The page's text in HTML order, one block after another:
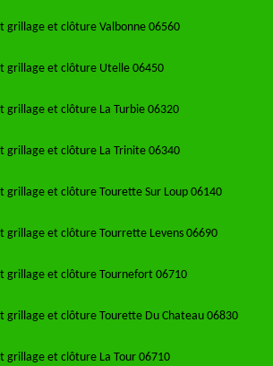
grillage et clôture Valbonne 06560
grillage et clôture Utelle 06450
grillage et clôture La Turbie 06320
grillage et clôture La Trinite 06340
grillage et clôture Tourette Sur Loup 06140
grillage et clôture Tourrette Levens 06690
grillage et clôture Tournefort 06710
grillage et clôture Tourette Du Chateau 06830
grillage et clôture La Tour 06710